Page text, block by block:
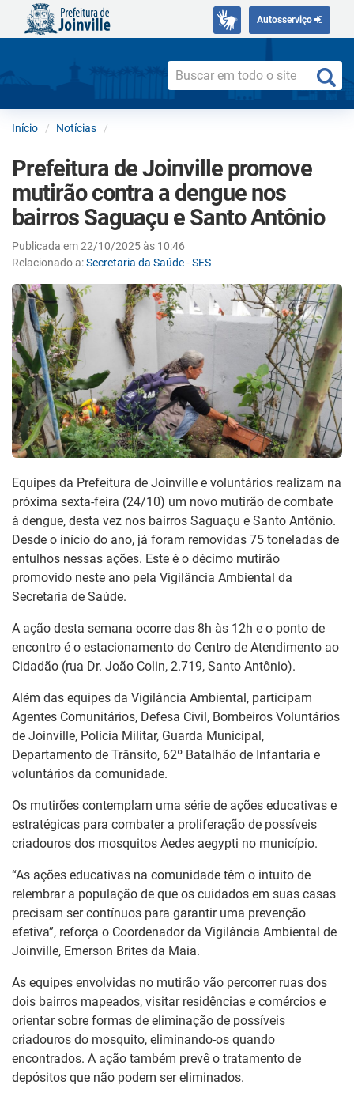
Autosserviço
Início Notícias
Prefeitura de Joinville promove
mutirão contra a dengue nos
bairros Saguaçu e Santo Antônio
Publicada em 22/10/2025 às 10:46
Relacionado a:Secretaria da Saúde - SES
Equipes da Prefeitura de Joinville e voluntários realizam na
próxima sexta-feira (24/10) um novo mutirão de combate
à dengue, desta vez nos bairros Saguaçu e Santo Antônio.
Desde o início do ano, já foram removidas 75 toneladas de
entulhos nessas ações. Este é o décimo mutirão
promovido neste ano pela Vigilância Ambiental da
Secretaria de Saúde.
A ação desta semana ocorre das 8h às 12h e o ponto de
encontro é o estacionamento do Centro de Atendimento ao
Cidadão (rua Dr. João Colin, 2.719, Santo Antônio).
Além das equipes da Vigilância Ambiental, participam
Agentes Comunitários, Defesa Civil, Bombeiros Voluntários
de Joinville, Polícia Militar, Guarda Municipal,
Departamento de Trânsito, 62º Batalhão de Infantaria e
voluntários da comunidade.
Os mutirões contemplam uma série de ações educativas e
estratégicas para combater a proliferação de possíveis
criadouros dos mosquitos Aedes aegypti no município.
“As ações educativas na comunidade têm o intuito de
relembrar a população de que os cuidados em suas casas
precisam ser contínuos para garantir uma prevenção
efetiva”, reforça o Coordenador da Vigilância Ambiental de
Joinville, Emerson Brites da Maia.
As equipes envolvidas no mutirão vão percorrer ruas dos
dois bairros mapeados, visitar residências e comércios e
orientar sobre formas de eliminação de possíveis
criadouros do mosquito, eliminando-os quando
encontrados. A ação também prevê o tratamento de
depósitos que não podem ser eliminados.